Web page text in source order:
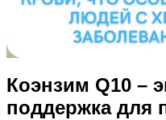
Коэнзим Q10 –
поддержка для